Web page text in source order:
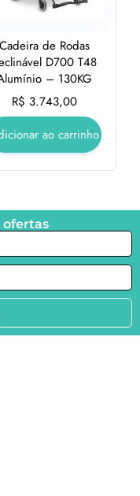
Cadeira de Rodas
D700 T48
– 130KG
R$ 3.743,00
ao carrinho
ofertas